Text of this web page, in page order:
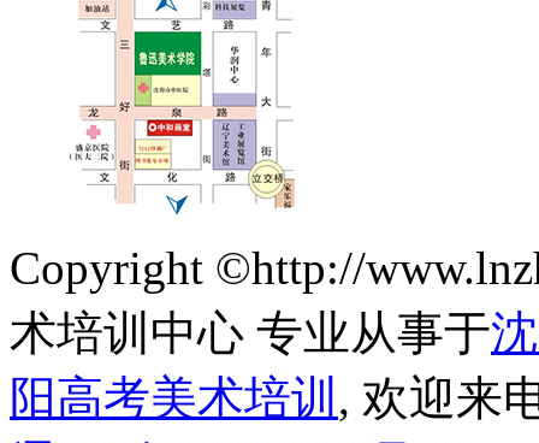
Copyright ©http://
术培训中心 专业从事于
阳高考美术培训 , 欢迎来